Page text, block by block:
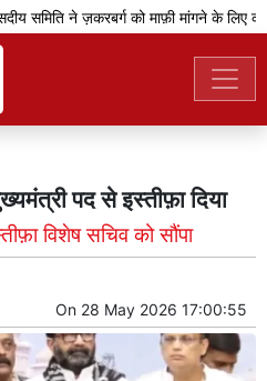
समिति ने ज़करबर्ग को माफ़ी मांगने के लिए कहा
पद से इस्तीफ़ा दिया
विशेष सचिव को सौंपा
On 28 May 2026 17:00:55